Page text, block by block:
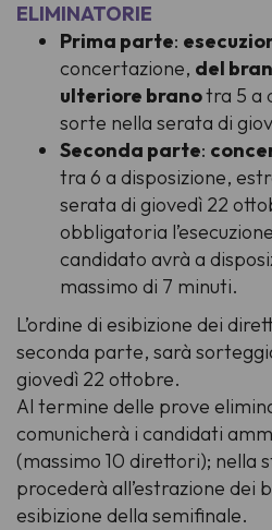
ELIMINATORIE
Prima parte:
concertazione, del
ulteriore branotra 5 a
sorte nella serata di
Seconda parte:
tra 6 a disposizione,
serata di giovedì 22
obbligatoria
candidato avrà a
massimo di 7 minuti.
L’ordine di esibizione dei
seconda parte, sarà
giovedì 22 ottobre.
Al termine delle prove
comunicherà i candidati
(massimo 10 direttori); nella
procederà all’estrazione dei
esibizione della semifinale.